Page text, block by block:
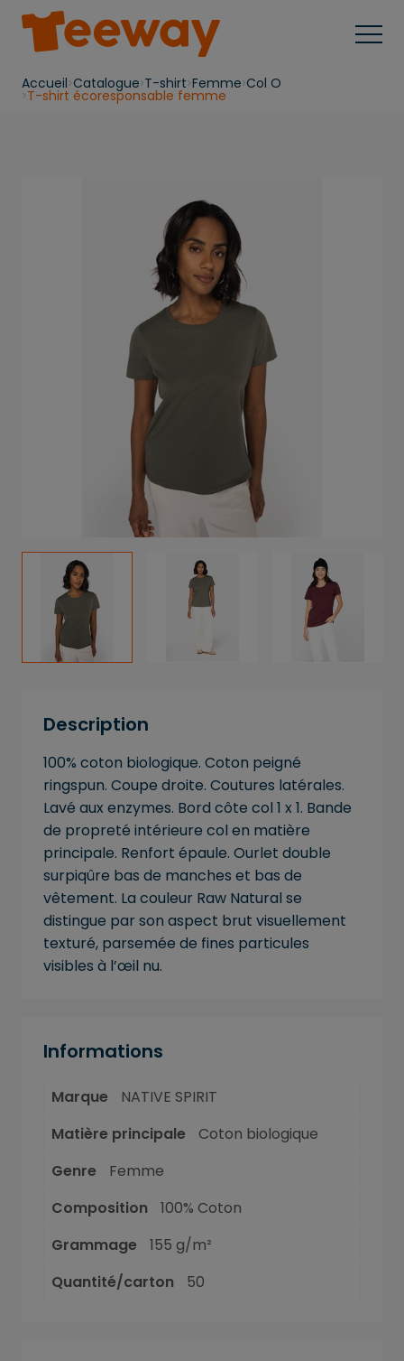
Accueil Catalogue T-shirt Femme Col O
T-shirt écoresponsable femme
Description
100% coton biologique. Coton peigné
ringspun. Coupe droite. Coutures latérales.
Lavé aux enzymes. Bord côte col 1 x 1. Bande
de propreté intérieure col en matière
principale. Renfort épaule. Ourlet double
surpiqûre bas de manches et bas de
vêtement. La couleur Raw Natural se
distingue par son aspect brut visuellement
texturé, parsemée de fines particules
visibles à l’œil nu.
Informations
Marque
NATIVE SPIRIT
Matière principale
Coton biologique
Genre
Femme
Composition
100% Coton
Grammage
155 g/m²
Quantité/carton
50